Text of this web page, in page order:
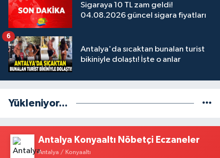
Sigaraya 10 TL zam geldi!
04.08.2026 güncel sigara fiyatları
Antalya'da sıcaktan bunalan turist
bikiniyle dolaştı! İşte o anlar
6
Yükleniyor...
Antalya Konyaaltı Nöbetçi Eczaneler
Antalya / Konyaaltı